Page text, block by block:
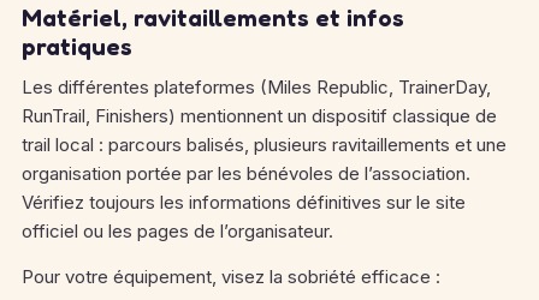
Matériel, ravitaillements et infos
pratiques
Les différentes plateformes (Miles Republic, TrainerDay,
RunTrail, Finishers) mentionnent un dispositif classique de
trail local : parcours balisés, plusieurs ravitaillements et une
organisation portée par les bénévoles de l’association.
Vérifiez toujours les informations définitives sur le site
officiel ou les pages de l’organisateur.
Pour votre équipement, visez la sobriété efficace :